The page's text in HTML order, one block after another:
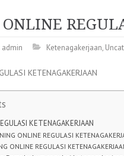
admin Ketenagakerjaan,
KETENAGAKERJAAN
KETENAGAKERJAAN
ONLINE REGULASI
ONLINE REGULASI